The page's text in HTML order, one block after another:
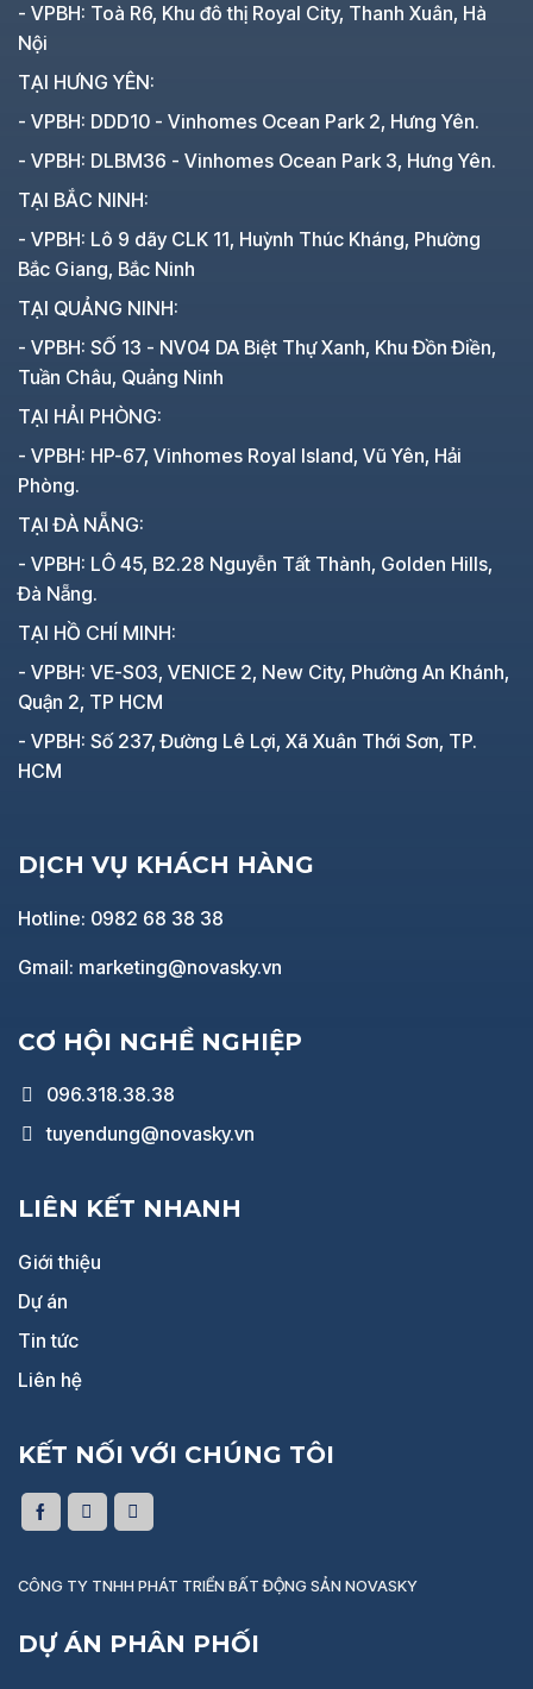
- VPBH: Toà R6, Khu đô thị Royal City, Thanh Xuân, Hà
Nội
TẠI HƯNG YÊN:
- VPBH: DDD10 - Vinhomes Ocean Park 2, Hưng Yên.
- VPBH: DLBM36 - Vinhomes Ocean Park 3, Hưng Yên.
TẠI BẮC NINH:
- VPBH: Lô 9 dãy CLK 11, Huỳnh Thúc Kháng, Phường
Bắc Giang, Bắc Ninh
TẠI QUẢNG NINH:
- VPBH: SỐ 13 - NV04 DA Biệt Thự Xanh, Khu Đồn Điền,
Tuần Châu, Quảng Ninh
TẠI HẢI PHÒNG:
- VPBH: HP-67, Vinhomes Royal Island, Vũ Yên, Hải
Phòng.
TẠI ĐÀ NẴNG:
- VPBH: LÔ 45, B2.28 Nguyễn Tất Thành, Golden Hills,
Đà Nẵng.
TẠI HỒ CHÍ MINH:
- VPBH: VE-S03, VENICE 2, New City, Phường An Khánh,
Quận 2, TP HCM
- VPBH: Số 237, Đường Lê Lợi, Xã Xuân Thới Sơn, TP.
HCM
DỊCH VỤ KHÁCH HÀNG
Hotline: 0982 68 38 38
Gmail: marketing@novasky.vn
CƠ HỘI NGHỀ NGHIỆP
096.318.38.38
tuyendung@novasky.vn
LIÊN KẾT NHANH
Giới thiệu
Dự án
Tin tức
Liên hệ
KẾT NỐI VỚI CHÚNG TÔI
CÔNG TY TNHH PHÁT TRIỂN BẤT ĐỘNG SẢN NOVASKY
DỰ ÁN PHÂN PHỐI